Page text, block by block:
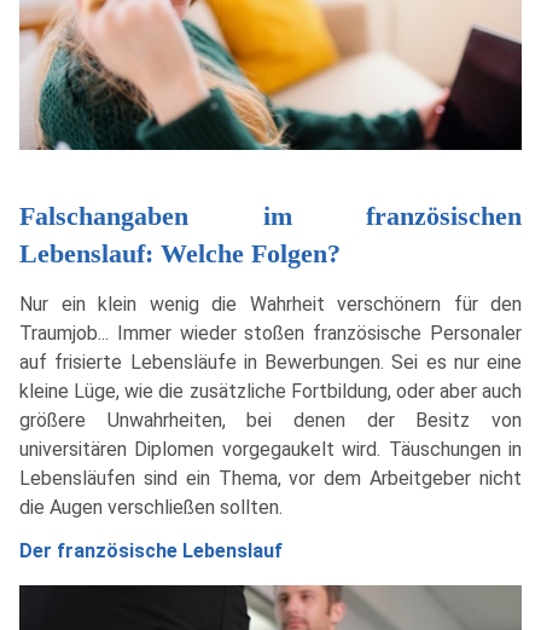
Falschangaben im französischen
Lebenslauf: Welche Folgen?
Nur ein klein wenig die Wahrheit verschönern für den
Traumjob... Immer wieder stoßen französische Personaler
auf frisierte Lebensläufe in Bewerbungen. Sei es nur eine
kleine Lüge, wie die zusätzliche Fortbildung, oder aber auch
größere Unwahrheiten, bei denen der Besitz von
universitären Diplomen vorgegaukelt wird. Täuschungen in
Lebensläufen sind ein Thema, vor dem Arbeitgeber nicht
die Augen verschließen sollten.
Der französische Lebenslauf